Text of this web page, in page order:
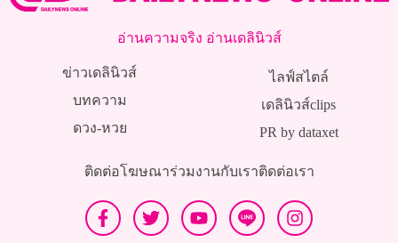
อ่านความจริง อ่านเดลินิวส์
ข่าวเดลินิวส์
บทความ
ดวง-หวย
ไลฟ์สไตล์
เดลินิวส์clips
PR by dataxet
ติดต่อโฆษณาร่วมงานกับเราติดต่อเรา